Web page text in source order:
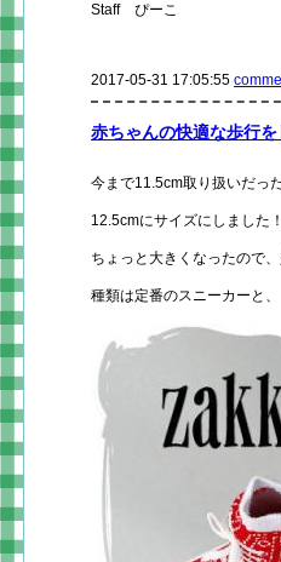
Staff ぴーこ
2017-05-31 17:05:55
赤ちゃんの快適な歩行
今まで11.5cm取り扱いだっ
12.5cmにサイズにしました！
ちょっと大きくなったので
種類は定番のスニーカーと、